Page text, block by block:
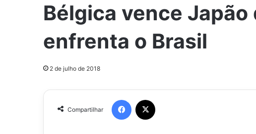
Bélgica vence
enfrenta o Brasil
2 de julho de 2018
Compartilhar